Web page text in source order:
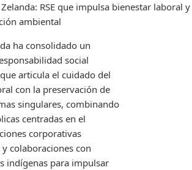
RSE que impulsa bienestar laboral y
ambiental
ha consolidado un
social
articula el cuidado del
con la preservación de
singulares, combinando
centradas en el
corporativas
colaboraciones con
indígenas para impulsar